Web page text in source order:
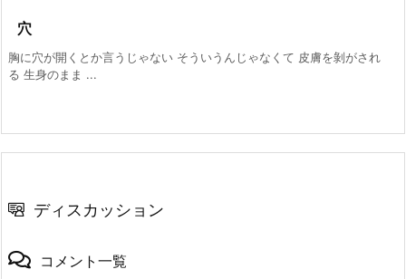
穴
胸に穴が開くとか言うじゃない そういうんじゃなくて 皮膚を剝がされ
る 生身のまま ...
ディスカッション
コメント一覧